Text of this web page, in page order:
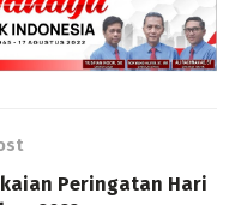
Peringatan Hari